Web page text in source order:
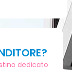
dedicato